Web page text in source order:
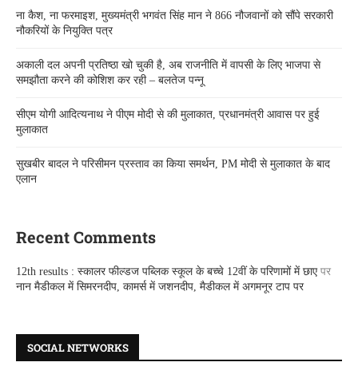
ना कैश, ना फरमाइश, मुख्यमंत्री भगवंत सिंह मान ने 866 नौजवानों को सौंपे सरकारी
नौकरियों के नियुक्ति पत्र
अकाली दल अपनी प्रतिष्ठा खो चुकी है, अब राजनीति में वापसी के लिए भाजपा से
समझौता करने की कोशिश कर रही – बलतेज पन्नू
सीएम योगी आदित्यनाथ ने पीएम मोदी से की मुलाकात, प्रधानमंत्री आवास पर हुई
मुलाकात
सुखबीर बादल ने परिसीमन प्रस्ताव का किया समर्थन, PM मोदी से मुलाकात के बाद
एलान
Recent Comments
12th results : स्कालर फील्डज पब्लिक स्कूल के बच्चे 12वीं के परिणामों में छाएपर
नान मैडीकल में सिमरनदीप, कामर्स में जशनदीप, मैडीकल में अगमनूर टाप पर
SOCIAL NETWORKS